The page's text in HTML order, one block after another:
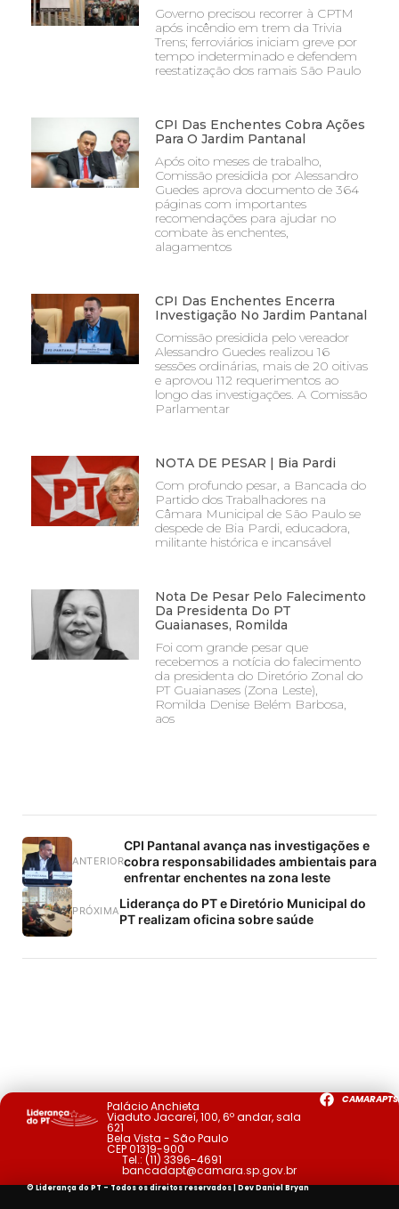
Governo precisou recorrer à CPTM
após incêndio em trem da Trivia
Trens; ferroviários iniciam greve por
tempo indeterminado e defendem
reestatização dos ramais São Paulo
CPI Das Enchentes Cobra Ações
Para O Jardim Pantanal
Após oito meses de trabalho,
Comissão presidida por Alessandro
Guedes aprova documento de 364
páginas com importantes
recomendações para ajudar no
combate às enchentes,
alagamentos
CPI Das Enchentes Encerra
Investigação No Jardim Pantanal
Comissão presidida pelo vereador
Alessandro Guedes realizou 16
sessões ordinárias, mais de 20 oitivas
e aprovou 112 requerimentos ao
longo das investigações. A Comissão
Parlamentar
NOTA DE PESAR | Bia Pardi
Com profundo pesar, a Bancada do
Partido dos Trabalhadores na
Câmara Municipal de São Paulo se
despede de Bia Pardi, educadora,
militante histórica e incansável
Nota De Pesar Pelo Falecimento
Da Presidenta Do PT
Guaianases, Romilda
Foi com grande pesar que
recebemos a notícia do falecimento
da presidenta do Diretório Zonal do
PT Guaianases (Zona Leste),
Romilda Denise Belém Barbosa,
aos
ANTERIOR
CPI Pantanal avança nas investigações e
cobra responsabilidades ambientais para
enfrentar enchentes na zona leste
PRÓXIMALiderança do PT e Diretório Municipal do
PT realizam oficina sobre saúde
Palácio Anchieta
Viaduto Jacareí, 100, 6º andar, sala
621
Bela Vista - São Paulo
CEP 01319-900
Tel.: (11) 3396-4691
bancadapt@camara.sp.gov.br
© Liderança do PT - Todos os direitos reservados | DevDaniel Bryan